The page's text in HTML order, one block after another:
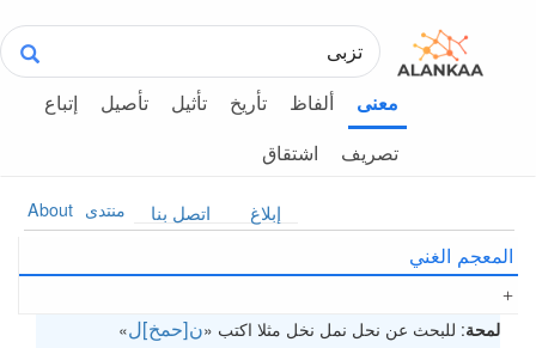
معنى ألفاظ تأريخ تأثيل تأصيل
إتباع
تصريف
اشتقاق
About منتدى اتصل بنا إبلاغ
المعجم الغني
لمحة: للبحث عن نحل نمل نخل مثلا اكتب «ن[حمخ]ل»